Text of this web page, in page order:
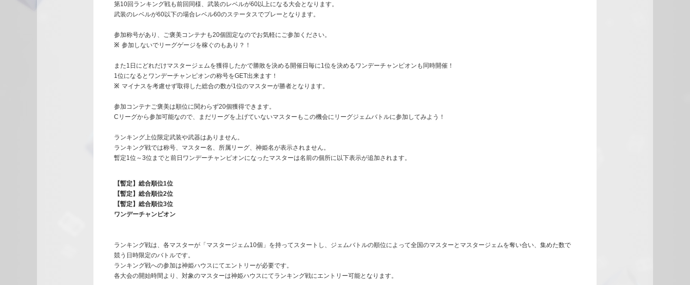
第10回ランキング戦も前回同様、武装のレベルが60以上になる大会となります。
武装のレベルが60以下の場合レベル60のステータスでプレーとなります。
参加称号があり、ご褒美コンテナも20個固定なのでお気軽にご参加ください。
参加しないでリーグゲージを稼ぐのもあり？！
また1日にどれだけマスタージェムを獲得したかで勝敗を決める開催日毎に1位を決めるワンデーチャンピオンも同時開催！
1位になるとワンデーチャンピオンの称号をGET出来ます！
マイナスを考慮せず取得した総合の数が1位のマスターが勝者となります。
参加コンテナご褒美は順位に関わらず20個獲得できます。
Cリーグから参加可能なので、まだリーグを上げていないマスターもこの機会にリーグジェムバトルに参加してみよう！
ランキング上位限定武装や武器はありません。
ランキング戦では称号、マスター名、所属リーグ、神姫名が表示されません。
暫定1位～3位までと前日ワンデーチャンピオンになったマスターは名前の個所に以下表示が追加されます。
【暫定】総合順位1位
【暫定】総合順位2位
【暫定】総合順位3位
ワンデーチャンピオン
ランキング戦は、各マスターが「マスタージェム10個」を持ってスタートし、ジェムバトルの順位によって全国のマスターとマスタージェムを奪い合い、集めた数で
競う日時限定のバトルです。
ランキング戦への参加は神姫ハウスにてエントリーが必要です。
各大会の開始時間より、対象のマスターは神姫ハウスにてランキング戦にエントリー可能となります。